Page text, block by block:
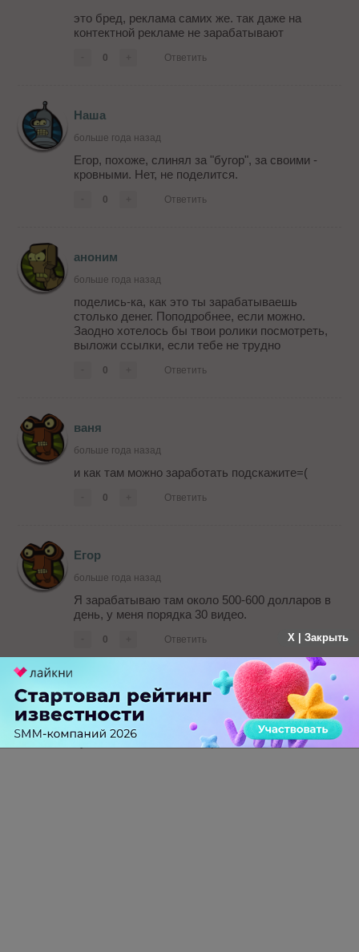
это бред, реклама самих же. так даже на
контектной рекламе не зарабатывают
0 Ответить
Наша
больше года назад
Егор, похоже, слинял за "бугор", за своими -
кровными. Нет, не поделится.
0 Ответить
аноним
больше года назад
поделись-ка, как это ты зарабатываешь
столько денег. Поподробнее, если можно.
Заодно хотелось бы твои ролики посмотреть,
выложи ссылки, если тебе не трудно
0 Ответить
ваня
больше года назад
и как там можно заработать подскажите=(
0 Ответить
Егор
больше года назад
Я зарабатываю там около 500-600 долларов в
день, у меня порядка 30 видео.
0 Ответить
tomskvsusa
больше года назад
ну сколько там можно зараьотать?
X | Закрыть